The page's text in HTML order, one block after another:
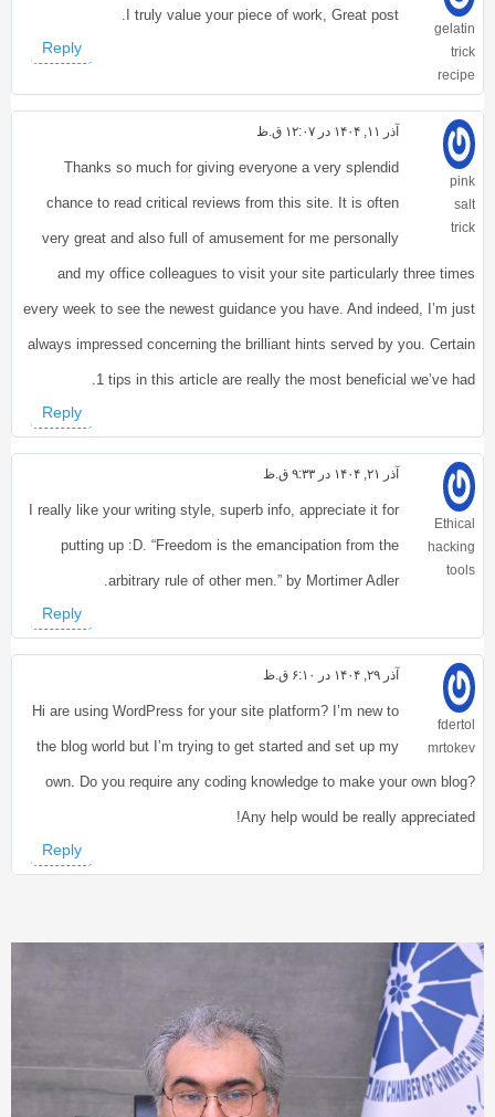
gelatin
trick
recipe
I truly value your piece of work, Great post.
Reply
pink
salt
trick
آذر ۱۱, ۱۴۰۴ در ۱۲:۰۷ ق.ظ
Thanks so much for giving everyone a very splendid
chance to read critical reviews from this site. It is often
very great and also full of amusement for me personally
and my office colleagues to visit your site particularly three times
every week to see the newest guidance you have. And indeed, I’m just
always impressed concerning the brilliant hints served by you. Certain
1 tips in this article are really the most beneficial we’ve had.
Reply
Ethical
hacking
tools
آذر ۲۱, ۱۴۰۴ در ۹:۳۳ ق.ظ
I really like your writing style, superb info, appreciate it for
putting up :D. “Freedom is the emancipation from the
arbitrary rule of other men.” by Mortimer Adler.
Reply
fdertol
mrtokev
آذر ۲۹, ۱۴۰۴ در ۶:۱۰ ق.ظ
Hi are using WordPress for your site platform? I’m new to
the blog world but I’m trying to get started and set up my
own. Do you require any coding knowledge to make your own blog?
Any help would be really appreciated!
Reply